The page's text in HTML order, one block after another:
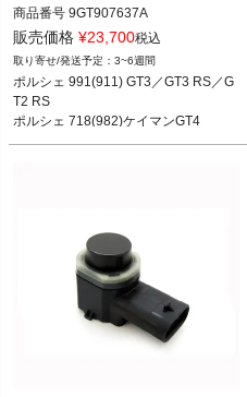
商品番号 9GT907637A
ポルシェ 991(911) GT3／GT3 RS／G
T2 RS 15-17
ポルシェ 718(982)ケイマンGT4 19-
販売価格 ¥23,700税込
3~6週間
ポルシェ 991(911) GT3／GT3 RS／G
T2 RS
ポルシェ 718(982)ケイマンGT4
ポルシェ 981ケイマンGT4